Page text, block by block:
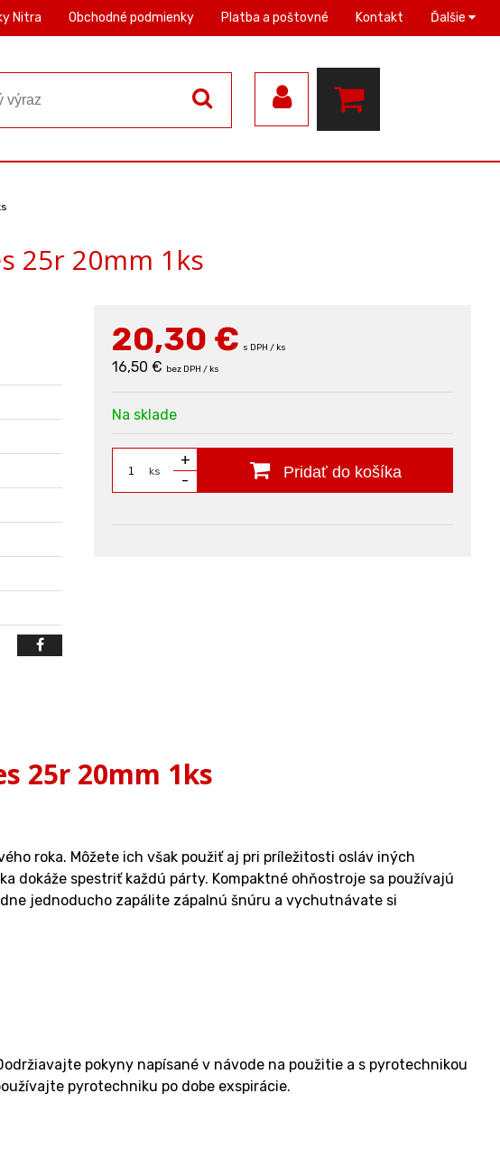
Nitra Obchodné podmienky Platba a poštovné Kontakt Ďalšie
25r 20mm 1ks
20,30 € s DPH / ks
16,50 € bez DPH / ks
Na sklade
ks
+
-
Pridať do košíka
25r 20mm 1ks
roka. Môžete ich však použiť aj pri príležitosti osláv iných
dokáže spestriť každú párty. Kompaktné ohňostroje sa používajú
jednoducho zapálite zápalnú šnúru a vychutnávate si
pokyny napísané v návode na použitie a s pyrotechnikou
pyrotechniku po dobe exspirácie.